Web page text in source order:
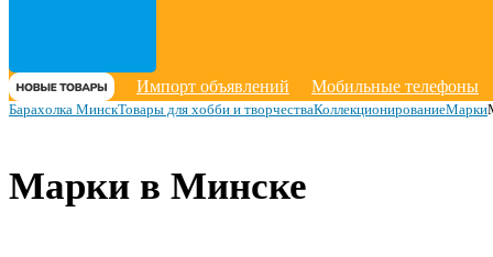
Импорт объявлений Мобильные телефоны
Барахолка МинскТовары для хобби и творчестваКоллекционированиеМарки
Марки в Минске